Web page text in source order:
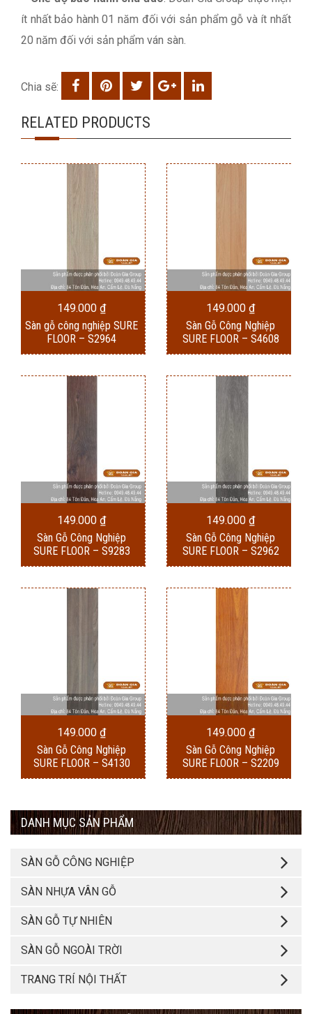
ít nhất bảo hành 01 năm đối với sản phẩm gỗ và ít nhất
20 năm đối với sản phẩm ván sàn.
Chia sẽ:
RELATED PRODUCTS
149.000 ₫
Sàn gỗ công nghiệp SURE
FLOOR – S2964
149.000 ₫
Sàn Gỗ Công Nghiệp
SURE FLOOR – S4608
149.000 ₫
Sàn Gỗ Công Nghiệp
SURE FLOOR – S9283
149.000 ₫
Sàn Gỗ Công Nghiệp
SURE FLOOR – S2962
149.000 ₫
Sàn Gỗ Công Nghiệp
SURE FLOOR – S4130
149.000 ₫
Sàn Gỗ Công Nghiệp
SURE FLOOR – S2209
DANH MỤC SẢN PHẨM
SÀN GỖ CÔNG NGHIỆP
SÀN NHỰA VÂN GỖ
SÀN GỖ TỰ NHIÊN
SÀN GỖ NGOÀI TRỜI
TRANG TRÍ NỘI THẤT